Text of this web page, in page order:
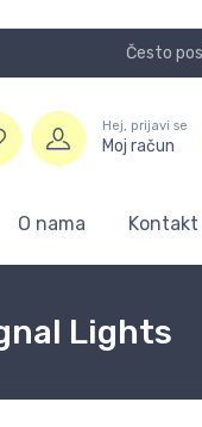
Često
Hej, prijavi se
Moj račun
O nama Kontakt
Lights